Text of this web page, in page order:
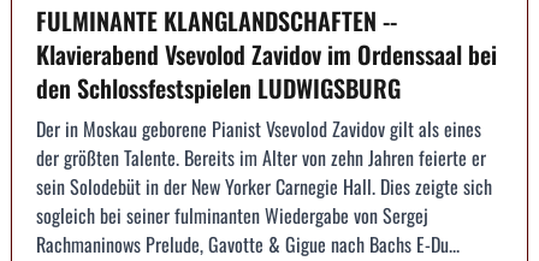
FULMINANTE KLANGLANDSCHAFTEN --
Klavierabend Vsevolod Zavidov im Ordenssaal bei
den Schlossfestspielen LUDWIGSBURG
Der in Moskau geborene Pianist Vsevolod Zavidov gilt als eines
der größten Talente. Bereits im Alter von zehn Jahren feierte er
sein Solodebüt in der New Yorker Carnegie Hall. Dies zeigte sich
sogleich bei seiner fulminanten Wiedergabe von Sergej
Rachmaninows Prelude, Gavotte & Gigue nach Bachs E-Du...